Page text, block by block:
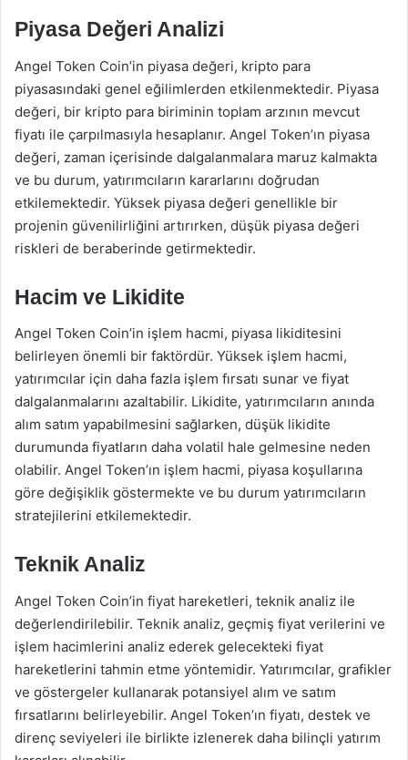
Piyasa Değeri Analizi
Angel Token Coin’in piyasa değeri, kripto para
piyasasındaki genel eğilimlerden etkilenmektedir. Piyasa
değeri, bir kripto para biriminin toplam arzının mevcut
fiyatı ile çarpılmasıyla hesaplanır. Angel Token’ın piyasa
değeri, zaman içerisinde dalgalanmalara maruz kalmakta
ve bu durum, yatırımcıların kararlarını doğrudan
etkilemektedir. Yüksek piyasa değeri genellikle bir
projenin güvenilirliğini artırırken, düşük piyasa değeri
riskleri de beraberinde getirmektedir.
Hacim ve Likidite
Angel Token Coin’in işlem hacmi, piyasa likiditesini
belirleyen önemli bir faktördür. Yüksek işlem hacmi,
yatırımcılar için daha fazla işlem fırsatı sunar ve fiyat
dalgalanmalarını azaltabilir. Likidite, yatırımcıların anında
alım satım yapabilmesini sağlarken, düşük likidite
durumunda fiyatların daha volatil hale gelmesine neden
olabilir. Angel Token’ın işlem hacmi, piyasa koşullarına
göre değişiklik göstermekte ve bu durum yatırımcıların
stratejilerini etkilemektedir.
Teknik Analiz
Angel Token Coin’in fiyat hareketleri, teknik analiz ile
değerlendirilebilir. Teknik analiz, geçmiş fiyat verilerini ve
işlem hacimlerini analiz ederek gelecekteki fiyat
hareketlerini tahmin etme yöntemidir. Yatırımcılar, grafikler
ve göstergeler kullanarak potansiyel alım ve satım
fırsatlarını belirleyebilir. Angel Token’ın fiyatı, destek ve
direnç seviyeleri ile birlikte izlenerek daha bilinçli yatırım